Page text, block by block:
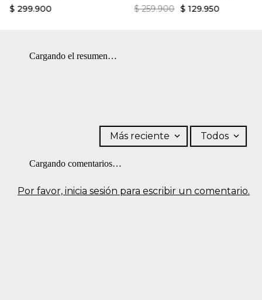
$ 299.900
$ 259.900 $ 129.950
Cargando el resumen…
Por favor, inicia sesión para escribir un comentario.
Más reciente Todos
Cargando comentarios…